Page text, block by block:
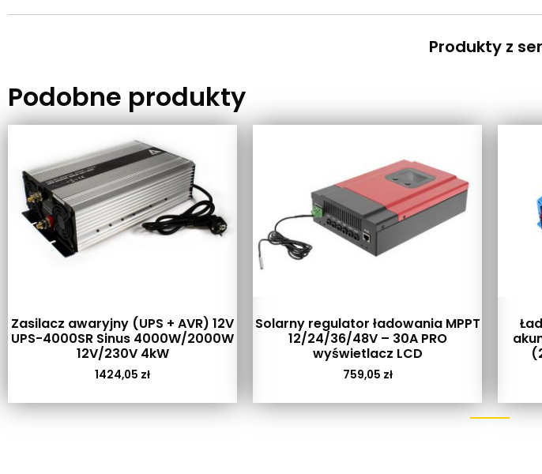
Produkty z
Podobne produkty
Zasilacz awaryjny (UPS + AVR) 12V
UPS-4000SR Sinus 4000W/2000W
12V/230V 4kW
1424,05 zł
Solarny regulator ładowania MPPT
12/24/36/48V – 30A PRO
wyświetlacz LCD
759,05 zł